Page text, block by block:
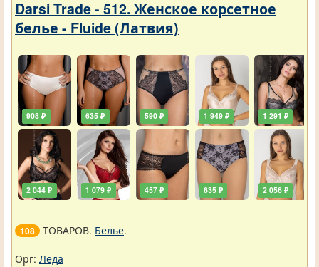
Darsi Trade - 512. Женское корсетное
белье - Fluide (Латвия)
908 ₽
2 044 ₽
635 ₽
1 079 ₽
590 ₽
457 ₽
1 949 ₽
635 ₽
1 291 ₽
2 056 ₽
108 ТОВАРОВ. Белье.
Орг: Леда